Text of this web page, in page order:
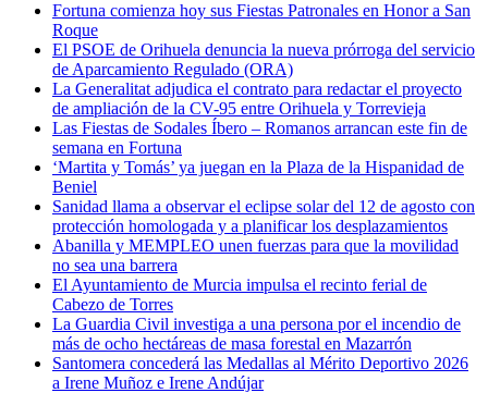
Fortuna comienza hoy sus Fiestas Patronales en Honor a San
Roque
El PSOE de Orihuela denuncia la nueva prórroga del servicio
de Aparcamiento Regulado (ORA)
La Generalitat adjudica el contrato para redactar el proyecto
de ampliación de la CV-95 entre Orihuela y Torrevieja
Las Fiestas de Sodales Íbero – Romanos arrancan este fin de
semana en Fortuna
‘Martita y Tomás’ ya juegan en la Plaza de la Hispanidad de
Beniel
Sanidad llama a observar el eclipse solar del 12 de agosto con
protección homologada y a planificar los desplazamientos
Abanilla y MEMPLEO unen fuerzas para que la movilidad
no sea una barrera
El Ayuntamiento de Murcia impulsa el recinto ferial de
Cabezo de Torres
La Guardia Civil investiga a una persona por el incendio de
más de ocho hectáreas de masa forestal en Mazarrón
Santomera concederá las Medallas al Mérito Deportivo 2026
a Irene Muñoz e Irene Andújar